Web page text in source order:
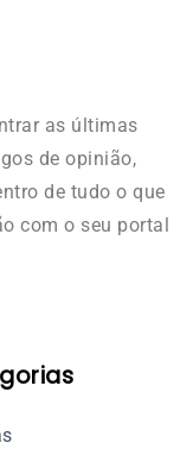
as últimas
de opinião,
de tudo o que
com o seu portal